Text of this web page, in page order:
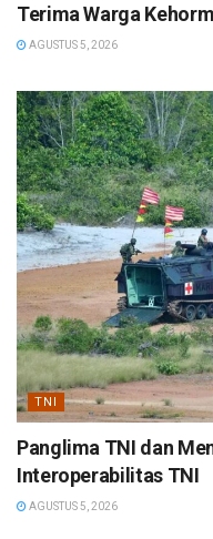
Terima Warga
AGUSTUS 5, 2026
TNI
Panglima TNI dan
Interoperabilitas TNI
AGUSTUS 5, 2026